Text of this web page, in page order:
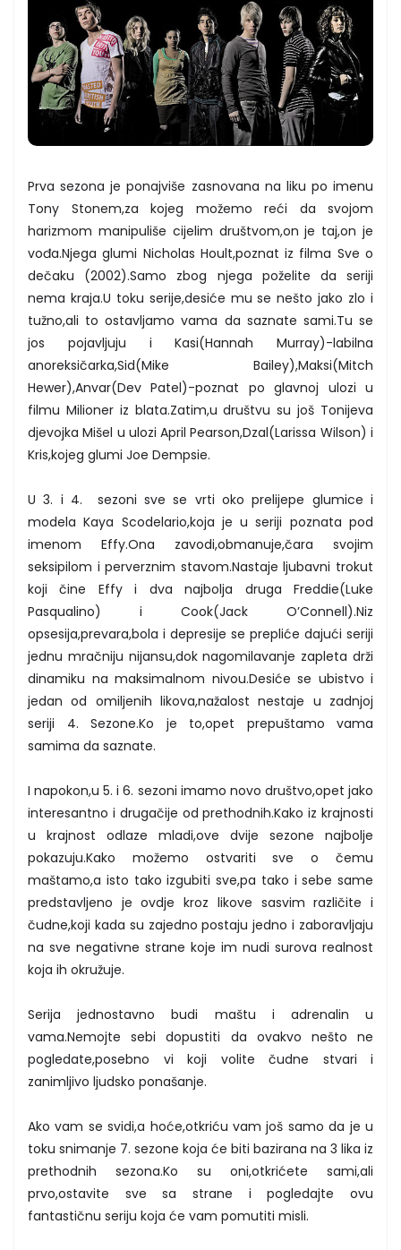
Prva sezona je ponajviše zasnovana na liku po imenu
Tony Stonem,za kojeg možemo reći da svojom
harizmom manipuliše cijelim društvom,on je taj,on je
vođa.Njega glumi Nicholas Hoult,poznat iz filma Sve o
dečaku (2002).Samo zbog njega poželite da seriji
nema kraja.U toku serije,desiće mu se nešto jako zlo i
tužno,ali to ostavljamo vama da saznate sami.Tu se
jos pojavljuju i Kasi(Hannah Murray)-labilna
anoreksičarka,Sid(Mike Bailey),Maksi(Mitch
Hewer),Anvar(Dev Patel)-poznat po glavnoj ulozi u
filmu Milioner iz blata.Zatim,u društvu su još Tonijeva
djevojka Mišel u ulozi April Pearson,Dzal(Larissa Wilson) i
Kris,kojeg glumi Joe Dempsie.
U 3. i 4. sezoni sve se vrti oko prelijepe glumice i
modela Kaya Scodelario,koja je u seriji poznata pod
imenom Effy.Ona zavodi,obmanuje,čara svojim
seksipilom i perverznim stavom.Nastaje ljubavni trokut
koji čine Effy i dva najbolja druga Freddie(Luke
Pasqualino) i Cook(Jack O’Connell).Niz
opsesija,prevara,bola i depresije se prepliće dajući seriji
jednu mračniju nijansu,dok nagomilavanje zapleta drži
dinamiku na maksimalnom nivou.Desiće se ubistvo i
jedan od omiljenih likova,nažalost nestaje u zadnjoj
seriji 4. Sezone.Ko je to,opet prepuštamo vama
samima da saznate.
I napokon,u 5. i 6. sezoni imamo novo društvo,opet jako
interesantno i drugačije od prethodnih.Kako iz krajnosti
u krajnost odlaze mladi,ove dvije sezone najbolje
pokazuju.Kako možemo ostvariti sve o čemu
maštamo,a isto tako izgubiti sve,pa tako i sebe same
predstavljeno je ovdje kroz likove sasvim različite i
čudne,koji kada su zajedno postaju jedno i zaboravljaju
na sve negativne strane koje im nudi surova realnost
koja ih okružuje.
Serija jednostavno budi maštu i adrenalin u
vama.Nemojte sebi dopustiti da ovakvo nešto ne
pogledate,posebno vi koji volite čudne stvari i
zanimljivo ljudsko ponašanje.
Ako vam se svidi,a hoće,otkriću vam još samo da je u
toku snimanje 7. sezone koja će biti bazirana na 3 lika iz
prethodnih sezona.Ko su oni,otkrićete sami,ali
prvo,ostavite sve sa strane i pogledajte ovu
fantastičnu seriju koja će vam pomutiti misli.